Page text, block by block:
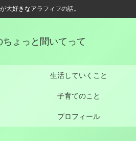
大好きなアラフィフの話。
ちょっと聞いてって
生活していくこと
子育てのこと
プロフィール